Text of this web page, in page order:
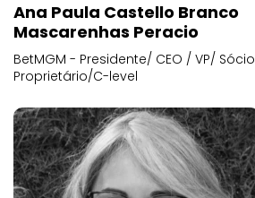
Ana Paula Castello Branco
Mascarenhas Peracio
BetMGM - Presidente/ CEO / VP/ Sócio
Proprietário/C-level